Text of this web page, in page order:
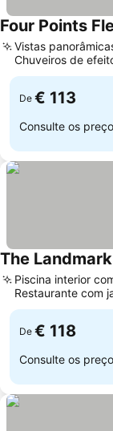
Four Points
Vistas
Chuveiros de
personalizados
De € 113
Consulte os
The
Piscina interior
Restaurante com
De € 118
Consulte os